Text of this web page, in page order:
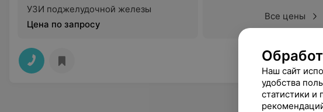
УЗИ поджелудочной железы
Цена по запросу
Все цены
Наш сайт
удобства
статистики и